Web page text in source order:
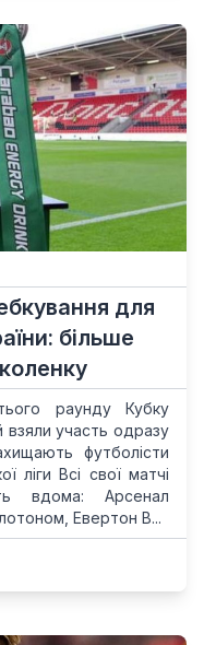
для
більше
раунду Кубку
взяли участь одразу
футболісти
ліги Всі свої матчі
вдома: Арсенал
Евертон В...